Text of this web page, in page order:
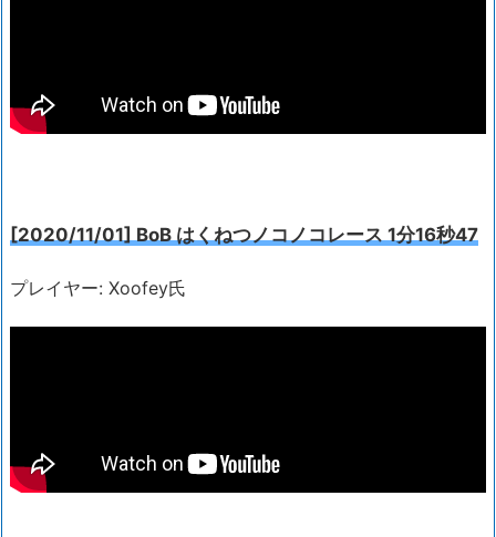
[2020/11/01] BoB はくねつノコノコレース 1分16秒47
プレイヤー: Xoofey氏